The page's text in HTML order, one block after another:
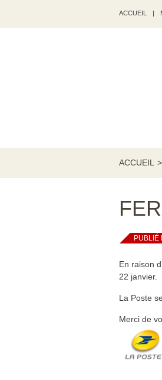
ACCUEIL |
ACCUEIL >
PUBLIÉ
En raison
22 janvier.
La Poste
Merci de